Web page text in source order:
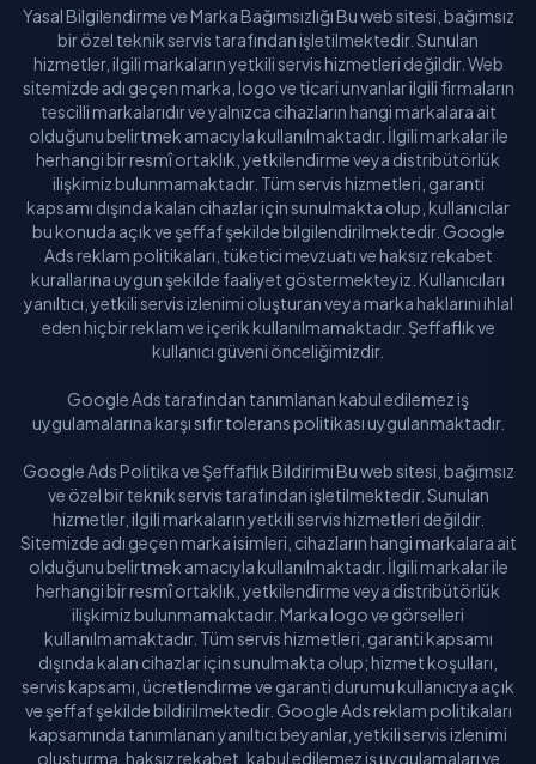
Yasal Bilgilendirme ve Marka Bağımsızlığı Bu web sitesi, bağımsız
bir özel teknik servis tarafından işletilmektedir. Sunulan
hizmetler, ilgili markaların yetkili servis hizmetleri değildir. Web
sitemizde adı geçen marka, logo ve ticari unvanlar ilgili firmaların
tescilli markalarıdır ve yalnızca cihazların hangi markalara ait
olduğunu belirtmek amacıyla kullanılmaktadır. İlgili markalar ile
herhangi bir resmî ortaklık, yetkilendirme veya distribütörlük
ilişkimiz bulunmamaktadır. Tüm servis hizmetleri, garanti
kapsamı dışında kalan cihazlar için sunulmakta olup, kullanıcılar
bu konuda açık ve şeffaf şekilde bilgilendirilmektedir. Google
Ads reklam politikaları, tüketici mevzuatı ve haksız rekabet
kurallarına uygun şekilde faaliyet göstermekteyiz. Kullanıcıları
yanıltıcı, yetkili servis izlenimi oluşturan veya marka haklarını ihlal
eden hiçbir reklam ve içerik kullanılmamaktadır. Şeffaflık ve
kullanıcı güveni önceliğimizdir.
Google Ads tarafından tanımlanan kabul edilemez iş
uygulamalarına karşı sıfır tolerans politikası uygulanmaktadır.
Google Ads Politika ve Şeffaflık Bildirimi Bu web sitesi, bağımsız
ve özel bir teknik servis tarafından işletilmektedir. Sunulan
hizmetler, ilgili markaların yetkili servis hizmetleri değildir.
Sitemizde adı geçen marka isimleri, cihazların hangi markalara ait
olduğunu belirtmek amacıyla kullanılmaktadır. İlgili markalar ile
herhangi bir resmî ortaklık, yetkilendirme veya distribütörlük
ilişkimiz bulunmamaktadır. Marka logo ve görselleri
kullanılmamaktadır. Tüm servis hizmetleri, garanti kapsamı
dışında kalan cihazlar için sunulmakta olup; hizmet koşulları,
servis kapsamı, ücretlendirme ve garanti durumu kullanıcıya açık
ve şeffaf şekilde bildirilmektedir. Google Ads reklam politikaları
kapsamında tanımlanan yanıltıcı beyanlar, yetkili servis izlenimi
oluşturma, haksız rekabet, kabul edilemez iş uygulamaları ve